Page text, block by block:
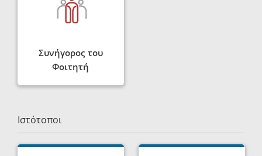
Συνήγορος του
Φοιτητή
Ιστότοποι